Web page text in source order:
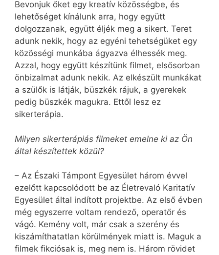
Bevonjuk őket egy kreatív közösségbe, és
lehetőséget kínálunk arra, hogy együtt
dolgozzanak, együtt éljék meg a sikert. Teret
adunk nekik, hogy az egyéni tehetségüket egy
közösségi munkába ágyazva élhessék meg.
Azzal, hogy együtt készítünk filmet, elsősorban
önbizalmat adunk nekik. Az elkészült munkákat
a szülők is látják, büszkék rájuk, a gyerekek
pedig büszkék magukra. Ettől lesz ez
sikerterápia.
Milyen sikerterápiás filmeket emelne ki az Ön
által készítettek közül?
– Az Északi Támpont Egyesület három évvel
ezelőtt kapcsolódott be az Életrevaló Karitatív
Egyesület által indított projektbe. Az első évben
még egyszerre voltam rendező, operatőr és
vágó. Kemény volt, már csak a szerény és
kiszámíthatatlan körülmények miatt is. Maguk a
filmek fikciósak is, meg nem is. Három rövidet